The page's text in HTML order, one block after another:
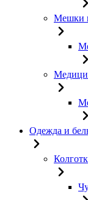
Мешки
Одежда и